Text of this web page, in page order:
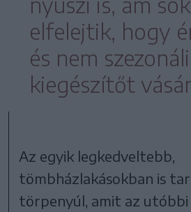
elfelejtik, hogy
és nem
kiegészítőt
Az egyik legkedveltebb,
tömbházlakásokban is
törpenyúl, amit az